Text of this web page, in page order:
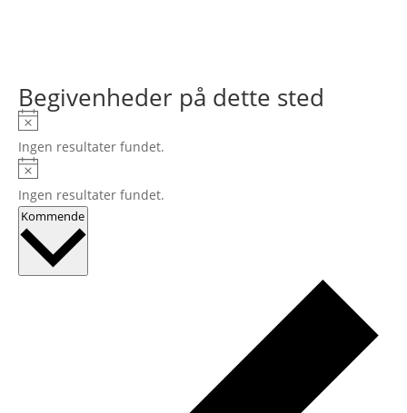
Begivenheder på dette sted
Notice
Ingen resultater fundet.
Notice
Ingen resultater fundet.
Kommende